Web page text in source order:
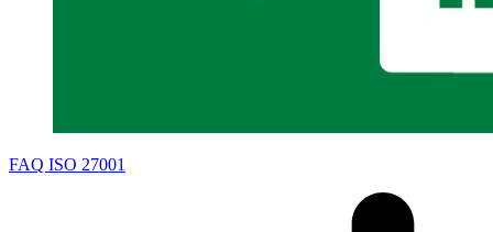
FAQ ISO 27001